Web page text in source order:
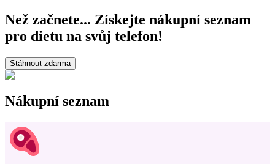
Než začnete... Získejte nákupní seznam
pro dietu na svůj telefon!
Stáhnout zdarma
Nákupní seznam